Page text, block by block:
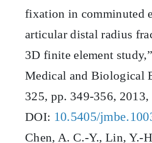
fixation in comminuted
articular distal radius
3D finite element
Medical and Biological
325, pp. 349-356, 2013,
DOI: 10.5405/
Chen, A. C.-Y., Lin, Y.-